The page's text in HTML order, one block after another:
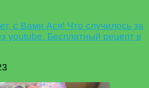
с Вами Ася! Что случилось за
youtube. Бесплатный рецепт в